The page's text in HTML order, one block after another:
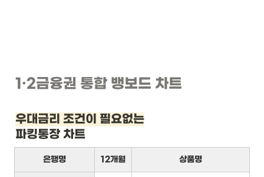
1·2금융권 통합 뱅보드 차트
우대금리 조건이 필요없는
파킹통장 차트
은행명 12개월 상품명